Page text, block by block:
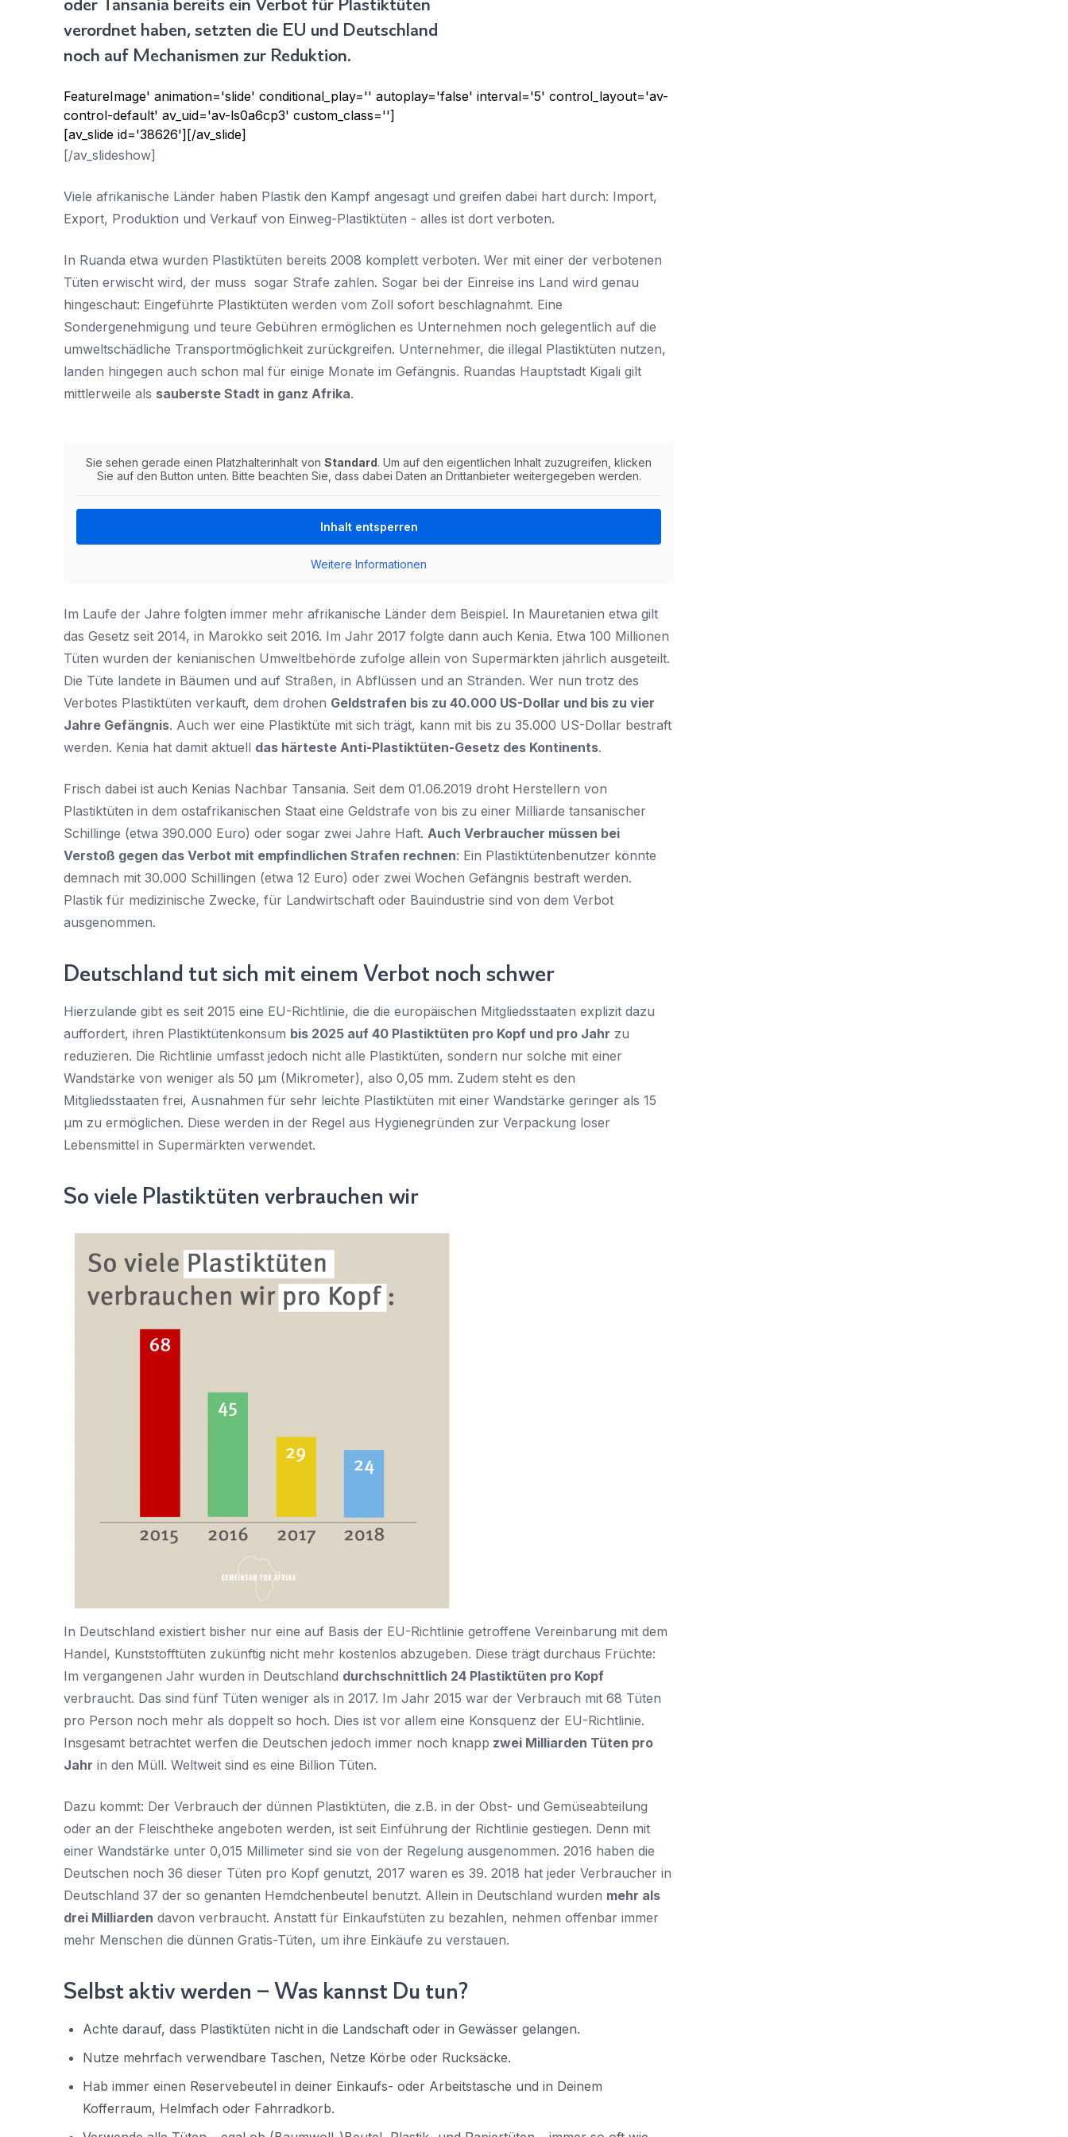
verordnet haben, setzten die EU und Deutschland
noch auf Mechanismen zur Reduktion.
FeatureImage' animation='slide' conditional_play='' autoplay='false' interval='5' control_layout='av-
control-default' av_uid='av-ls0a6cp3' custom_class='']
[av_slide id='38626'][/av_slide]
[/av_slideshow]
Viele afrikanische Länder haben Plastik den Kampf angesagt und greifen dabei hart durch: Import,
Export, Produktion und Verkauf von Einweg-Plastiktüten - alles ist dort verboten.
In Ruanda etwa wurden Plastiktüten bereits 2008 komplett verboten. Wer mit einer der verbotenen
Tüten erwischt wird, der muss sogar Strafe zahlen. Sogar bei der Einreise ins Land wird genau
hingeschaut: Eingeführte Plastiktüten werden vom Zoll sofort beschlagnahmt. Eine
Sondergenehmigung und teure Gebühren ermöglichen es Unternehmen noch gelegentlich auf die
umweltschädliche Transportmöglichkeit zurückgreifen. Unternehmer, die illegal Plastiktüten nutzen,
landen hingegen auch schon mal für einige Monate im Gefängnis. Ruandas Hauptstadt Kigali gilt
mittlerweile als sauberste Stadt in ganz Afrika.
Sie sehen gerade einen Platzhalterinhalt von Standard. Um auf den eigentlichen Inhalt zuzugreifen, klicken
Sie auf den Button unten. Bitte beachten Sie, dass dabei Daten an Drittanbieter weitergegeben werden.
Inhalt entsperren
Weitere Informationen
Im Laufe der Jahre folgten immer mehr afrikanische Länder dem Beispiel. In Mauretanien etwa gilt
das Gesetz seit 2014, in Marokko seit 2016. Im Jahr 2017 folgte dann auch Kenia. Etwa 100 Millionen
Tüten wurden der kenianischen Umweltbehörde zufolge allein von Supermärkten jährlich ausgeteilt.
Die Tüte landete in Bäumen und auf Straßen, in Abflüssen und an Stränden. Wer nun trotz des
Verbotes Plastiktüten verkauft, dem drohen Geldstrafen bis zu 40.000 US-Dollar und bis zu vier
Jahre Gefängnis. Auch wer eine Plastiktüte mit sich trägt, kann mit bis zu 35.000 US-Dollar bestraft
werden. Kenia hat damit aktuell das härteste Anti-Plastiktüten-Gesetz des Kontinents.
Frisch dabei ist auch Kenias Nachbar Tansania. Seit dem 01.06.2019 droht Herstellern von
Plastiktüten in dem ostafrikanischen Staat eine Geldstrafe von bis zu einer Milliarde tansanischer
Schillinge (etwa 390.000 Euro) oder sogar zwei Jahre Haft. Auch Verbraucher müssen bei
Verstoß gegen das Verbot mit empfindlichen Strafen rechnen: Ein Plastiktütenbenutzer könnte
demnach mit 30.000 Schillingen (etwa 12 Euro) oder zwei Wochen Gefängnis bestraft werden.
Plastik für medizinische Zwecke, für Landwirtschaft oder Bauindustrie sind von dem Verbot
ausgenommen.
Deutschland tut sich mit einem Verbot noch schwer
Hierzulande gibt es seit 2015 eine EU-Richtlinie, die die europäischen Mitgliedsstaaten explizit dazu
auffordert, ihren Plastiktütenkonsum bis 2025 auf 40 Plastiktüten pro Kopf und pro Jahr zu
reduzieren. Die Richtlinie umfasst jedoch nicht alle Plastiktüten, sondern nur solche mit einer
Wandstärke von weniger als 50 µm (Mikrometer), also 0,05 mm. Zudem steht es den
Mitgliedsstaaten frei, Ausnahmen für sehr leichte Plastiktüten mit einer Wandstärke geringer als 15
µm zu ermöglichen. Diese werden in der Regel aus Hygienegründen zur Verpackung loser
Lebensmittel in Supermärkten verwendet.
So viele Plastiktüten verbrauchen wir
In Deutschland existiert bisher nur eine auf Basis der EU-Richtlinie getroffene Vereinbarung mit dem
Handel, Kunststofftüten zukünftig nicht mehr kostenlos abzugeben. Diese trägt durchaus Früchte:
Im vergangenen Jahr wurden in Deutschland durchschnittlich 24 Plastiktüten pro Kopf
verbraucht. Das sind fünf Tüten weniger als in 2017. Im Jahr 2015 war der Verbrauch mit 68 Tüten
pro Person noch mehr als doppelt so hoch. Dies ist vor allem eine Konsquenz der EU-Richtlinie.
Insgesamt betrachtet werfen die Deutschen jedoch immer noch knapp zwei Milliarden Tüten pro
Jahr in den Müll. Weltweit sind es eine Billion Tüten.
Dazu kommt: Der Verbrauch der dünnen Plastiktüten, die z.B. in der Obst- und Gemüseabteilung
oder an der Fleischtheke angeboten werden, ist seit Einführung der Richtlinie gestiegen. Denn mit
einer Wandstärke unter 0,015 Millimeter sind sie von der Regelung ausgenommen. 2016 haben die
Deutschen noch 36 dieser Tüten pro Kopf genutzt, 2017 waren es 39. 2018 hat jeder Verbraucher in
Deutschland 37 der so genanten Hemdchenbeutel benutzt. Allein in Deutschland wurden mehr als
drei Milliarden davon verbraucht. Anstatt für Einkaufstüten zu bezahlen, nehmen offenbar immer
mehr Menschen die dünnen Gratis-Tüten, um ihre Einkäufe zu verstauen.
Selbst aktiv werden – Was kannst Du tun?
Achte darauf, dass Plastiktüten nicht in die Landschaft oder in Gewässer gelangen.
Nutze mehrfach verwendbare Taschen, Netze Körbe oder Rucksäcke.
Hab immer einen Reservebeutel in deiner Einkaufs- oder Arbeitstasche und in Deinem
Kofferraum, Helmfach oder Fahrradkorb.